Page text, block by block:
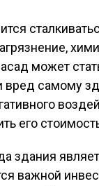
может
вред самому
его
здания
важной